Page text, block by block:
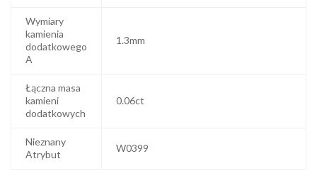
Wymiary
kamienia
dodatkowego
A
1.3mm
Łączna masa
kamieni
dodatkowych
0.06ct
Nieznany
Atrybut
W0399